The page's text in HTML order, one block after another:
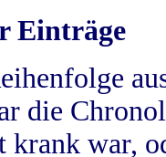
Einträge
die
krank war,